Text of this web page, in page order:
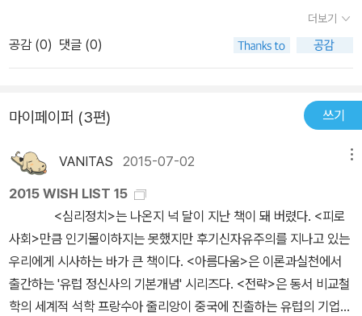
상황 처해본 적 누구나 있을텐데요. 이러한 상황은 가족말고도 다른
곳에서도 많이 발생하긴 하죠. 여기에서는 가족간의 관계에 대한 내
장. 넌 누구 편이야?', '3장. 싸우는게 나쁜 건 아니지만', '4장. 미안하
지와 함께 통제술과 결속술을 소개하고 있고, '2장'은 가족대화에서
중요한 요소인 연대에 대해서 이야기하고 있습니다. '3장'에서는 가정
에서 일어난 말다툼 사례들을 보면서 어떤 화법이 논쟁이 커지고 어
떤 화법을 쓰면 논쟁을 피할 수 있는지를 보여주고 있고, '4장'에서는
남성과 여성에게 <사과>가 각각 어떤 의미인지를 보여주면서 여성의
입장에서 <사과>를 통해 관계를 좋게 이끌어 가는 방법을 보여주고
있습니다. 저자가 여성이다 보니 여성의 입장을 위주로, 여성을 대변
야? : 가족의 연대와 소외3. 싸우는 게 나쁜 건 아니지만 : 말다툼도
제대로 해야 한다 4. 미안하지만 사과는 못 해 : 사과에 대한 오해
고 또한 구성원은 바뀔지라도 죽을 때까지도 함께하는 존재가 다름아
닌 가족이다. 그렇기에 약간은 자만했던 것일지도 모른다. 생각보다
우리는 그들에 대해서 잘 모른다. 속어로 근자감(근거 없는 자신감)이
라는 말이 있다. 가족에 대해 근자감을 갖고있던 내게 이 책은 무척이
나 신선하게 다가왔다. 함께 살아온 기간이 오래되면 그들과의 의사
소통에 익숙하기 때문에 모든 핵심을 잘 파악했다고 생각하기 쉽다.
그러나 사실은 그렇지 않다. 오히려 그런 믿음이 있기에 의미가 잘못
전달되기 일쑤라고 이 책에서는 말한다. 의미가 전달되는 과정에 대
해서 좀더 살펴보자면, 언어가 여러가지를 포괄한 추상적인 개념이라
면 대화, 담화는 실제로 행해진 언어라고 볼 수 있다. 이건 어떤 대화
하게 된다.아직 말이 끝나지도 않았는데 말이다.이책을 읽으면서 여
러가지의 상황들을 바라보며공감을 한부분이 참 많은거 같다.나도 저
랬었는데...내가 저랬었구나...3자의 입장으로 읽어보니 참 어리석어
황이 너무 공감을 많이해서 그런거 같기도 하다.나혼자 그런뜻은 아
상 이해해 주기를 바라는게 반성하게 된다.말하는 방식 해석하는 방
식을 바꾸면 사소한 갈등도 없을텐데 말이다요즘처럼 흉흉한 세상가
족끼리 돈문제 재산문제 때문에 사건 사고가 벌어지는 이런세상에
서...오해가 오해를 낳고 불화가 더 커져가는 이 세상에서내 소중한 가
족을 지키려면 내가 먼저 일깨우고 고쳐서가족의 품으로 다가가야겠
다.
더보기
공감 (0) 댓글 (0)
마이페이퍼 (3편) 쓰기
VANITAS 2015-07-02
2015 WISH LIST 15
<심리정치>는 나온지 넉 달이 지난 책이 돼 버렸다. <피로
사회>만큼 인기몰이하지는 못했지만 후기신자유주의를 지나고 있는
우리에게 시사하는 바가 큰 책이다. <아름다움>은 이론과실천에서
출간하는 '유럽 정신사의 기본개념' 시리즈다. <전략>은 동서 비교철
학의 세계적 석학 프랑수아 줄리앙이 중국에 진출하는 유럽의 기업가